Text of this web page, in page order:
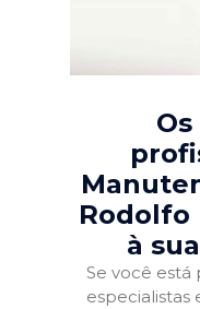
Rodolfo
à
Se você
especialistas